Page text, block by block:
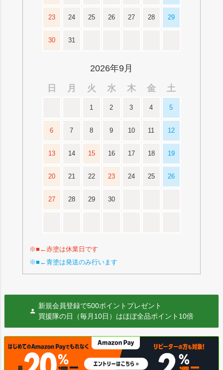
23 24 25 26 27 28 29
30 31
2026年9月
日
月 火 水 木 金 土
1 2 3 4 5
6 7 8 9 10 11 12
13 14 15 16 17 18 19
20 21 22 23 24 25 26
27 28 29 30
※■←赤塗は休業日です
※■←青塗は発送のみ行います
新規会員登録で500ポイントプレゼント
買援隊の日（毎月10日）はほぼ全品ポイント10倍